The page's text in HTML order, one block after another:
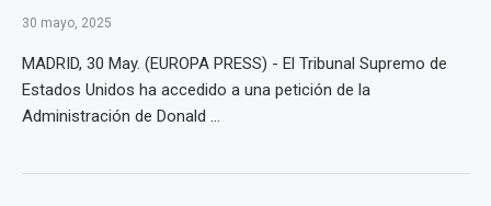
30 mayo, 2025
MADRID, 30 May. (EUROPA PRESS) - El Tribunal Supremo de
Estados Unidos ha accedido a una petición de la
Administración de Donald ...